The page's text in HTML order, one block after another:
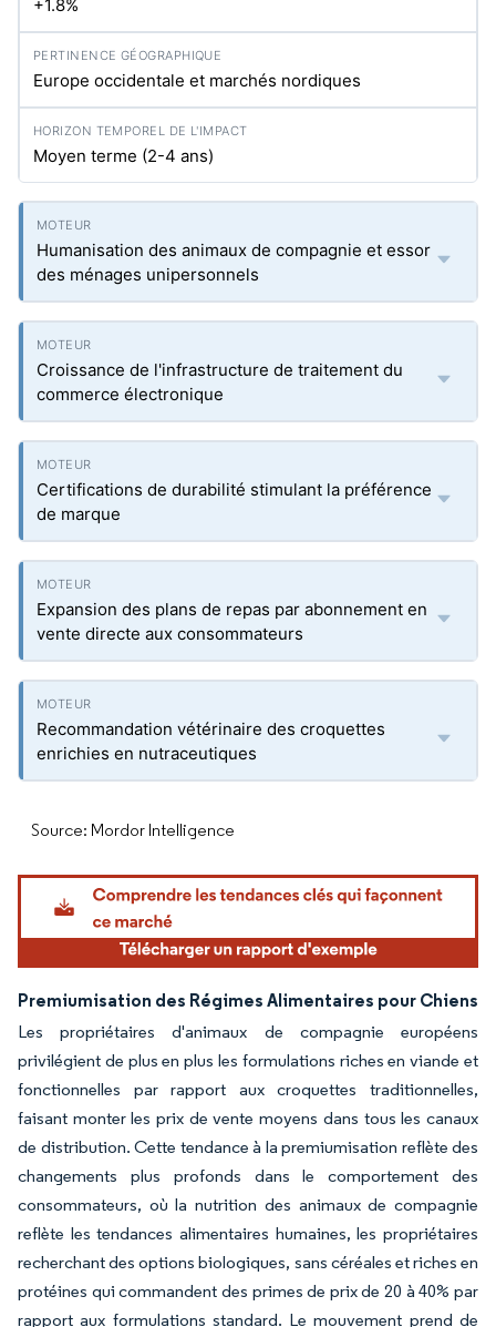
+1.8%
Europe occidentale et marchés nordiques
Moyen terme (2-4 ans)
Humanisation des animaux de compagnie et essor
des ménages unipersonnels
Croissance de l'infrastructure de traitement du
commerce électronique
Certifications de durabilité stimulant la préférence
de marque
Expansion des plans de repas par abonnement en
vente directe aux consommateurs
Recommandation vétérinaire des croquettes
enrichies en nutraceutiques
Source: Mordor Intelligence
Premiumisation des Régimes Alimentaires pour Chiens
Les propriétaires d'animaux de compagnie européens
privilégient de plus en plus les formulations riches en viande et
fonctionnelles par rapport aux croquettes traditionnelles,
faisant monter les prix de vente moyens dans tous les canaux
de distribution. Cette tendance à la premiumisation reflète des
changements plus profonds dans le comportement des
consommateurs, où la nutrition des animaux de compagnie
reflète les tendances alimentaires humaines, les propriétaires
recherchant des options biologiques, sans céréales et riches en
protéines qui commandent des primes de prix de 20 à 40% par
rapport aux formulations standard. Le mouvement prend de